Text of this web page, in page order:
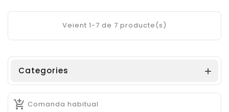
Veient 1-7 de 7 producte(s)
Categories 
 Comanda habitual